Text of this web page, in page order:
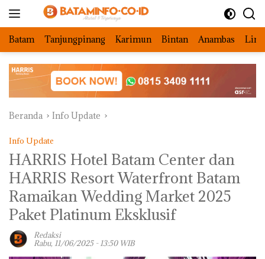
Batam Tanjungpinang Karimun Bintan Anambas
Beranda Info Update
Info Update
HARRIS Hotel Batam Center dan
HARRIS Resort Waterfront Batam
Ramaikan Wedding Market 2025
Paket Platinum Eksklusif
Redaksi
Rabu, 11/06/2025 - 13:50 WIB